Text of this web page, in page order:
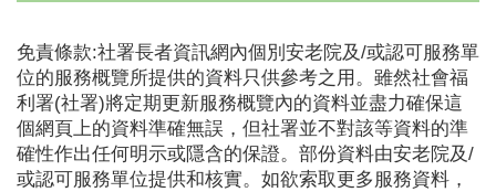
免責條款:社署長者資訊網內個別安老院及/或認可服務單
位的服務概覽所提供的資料只供參考之用。雖然社會福
利署(社署)將定期更新服務概覽內的資料並盡力確保這
個網頁上的資料準確無誤，但社署並不對該等資料的準
確性作出任何明示或隱含的保證。部份資料由安老院及/
或認可服務單位提供和核實。如欲索取更多服務資料，